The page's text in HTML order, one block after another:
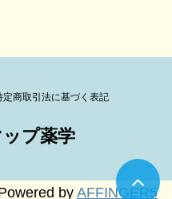
定商取引法に基づく表記
プ薬学
by AFFINGER5